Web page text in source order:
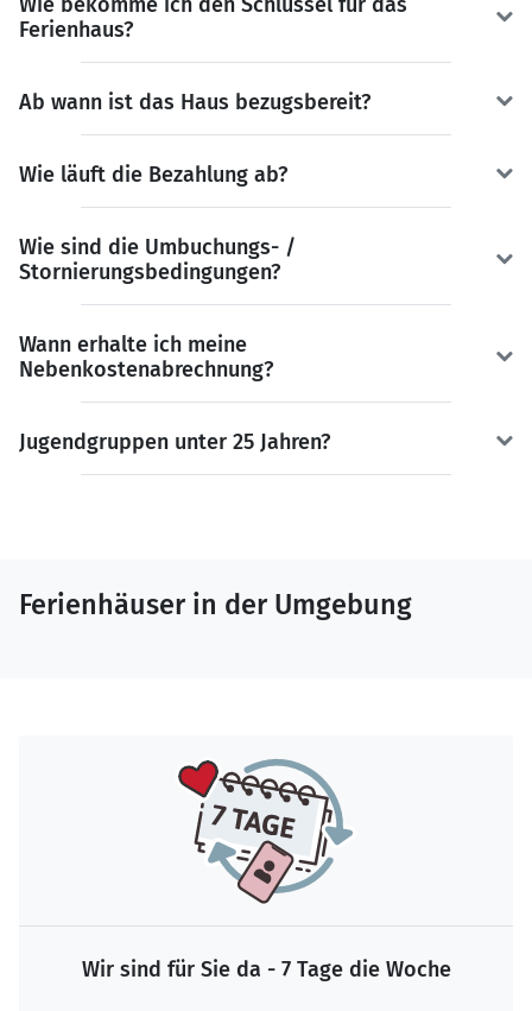
Ferienhaus?
Ab wann ist das Haus bezugsbereit?
Wie läuft die Bezahlung ab?
Wie sind die Umbuchungs- /
Stornierungsbedingungen?
Wann erhalte ich meine
Nebenkostenabrechnung?
Jugendgruppen unter 25 Jahren?
Ferienhäuser in der Umgebung
Wir sind für Sie da - 7 Tage die Woche